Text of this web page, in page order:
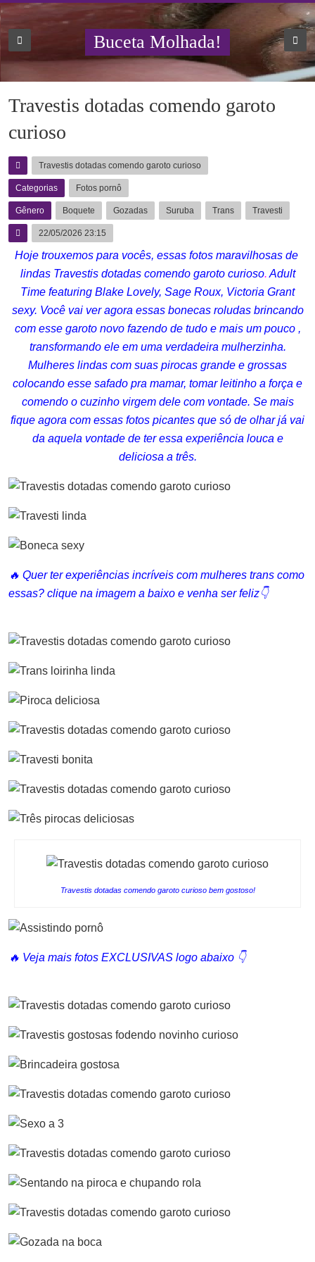
Buceta Molhada!
Travestis dotadas comendo garoto
curioso
Travestis dotadas comendo garoto curioso
Categorias Fotos pornô
Gênero Boquete Gozadas Suruba Trans Travesti
22/05/2026 23:15
Hoje trouxemos para vocês, essas fotos maravilhosas de
lindas Travestis dotadas comendo garoto curioso. Adult
Time featuring Blake Lovely, Sage Roux, Victoria Grant
sexy. Você vai ver agora essas bonecas roludas brincando
com esse garoto novo fazendo de tudo e mais um pouco ,
transformando ele em uma verdadeira mulherzinha.
Mulheres lindas com suas pirocas grande e grossas
colocando esse safado pra mamar, tomar leitinho a força e
comendo o cuzinho virgem dele com vontade. Se mais
fique agora com essas fotos picantes que só de olhar já vai
da aquela vontade de ter essa experiência louca e
deliciosa a três.
🔥 Quer ter experiências incríveis com mulheres trans como
essas? clique na imagem a baixo e venha ser feliz👇
Travestis dotadas comendo garoto curioso bem gostoso!
🔥 Veja mais fotos EXCLUSIVAS logo abaixo 👇